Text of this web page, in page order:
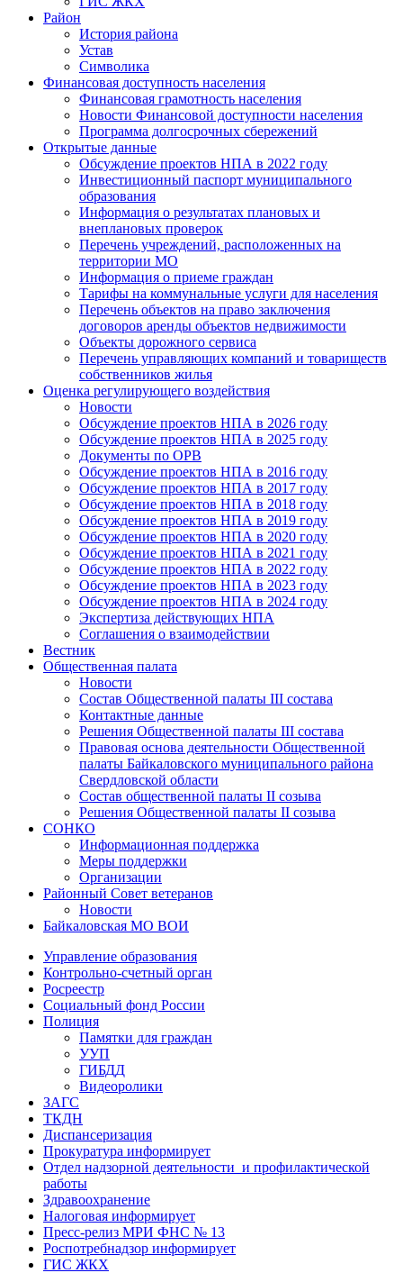
Район
История района
Устав
Символика
Финансовая доступность населения
Финансовая грамотность населения
Новости Финансовой доступности населения
Программа долгосрочных сбережений
Открытые данные
Обсуждение проектов НПА в 2022 году
Инвестиционный паспорт муниципального
образования
Информация о результатах плановых и
внеплановых проверок
Перечень учреждений, расположенных на
территории МО
Информация о приеме граждан
Тарифы на коммунальные услуги для населения
Перечень объектов на право заключения
договоров аренды объектов недвижимости
Объекты дорожного сервиса
Перечень управляющих компаний и товариществ
собственников жилья
Оценка регулирующего воздействия
Новости
Обсуждение проектов НПА в 2026 году
Обсуждение проектов НПА в 2025 году
Документы по ОРВ
Обсуждение проектов НПА в 2016 году
Обсуждение проектов НПА в 2017 году
Обсуждение проектов НПА в 2018 году
Обсуждение проектов НПА в 2019 году
Обсуждение проектов НПА в 2020 году
Обсуждение проектов НПА в 2021 году
Обсуждение проектов НПА в 2022 году
Обсуждение проектов НПА в 2023 году
Обсуждение проектов НПА в 2024 году
Экспертиза действующих НПА
Соглашения о взаимодействии
Вестник
Общественная палата
Новости
Состав Общественной палаты III состава
Контактные данные
Решения Общественной палаты III состава
Правовая основа деятельности Общественной
палаты Байкаловского муниципального района
Свердловской области
Состав общественной палаты II созыва
Решения Общественной палаты II созыва
СОНКО
Информационная поддержка
Меры поддержки
Организации
Районный Совет ветеранов
Новости
Байкаловская МО ВОИ
Управление образования
Контрольно-счетный орган
Росреестр
Социальный фонд России
Полиция
Памятки для граждан
УУП
ГИБДД
Видеоролики
ЗАГС
ТКДН
Диспансеризация
Прокуратура информирует
Отдел надзорной деятельности и профилактической
работы
Здравоохранение
Налоговая информирует
Пресс-релиз МРИ ФНС № 13
Роспотребнадзор информирует
ГИС ЖКХ